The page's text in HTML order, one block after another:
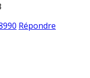
Répondre